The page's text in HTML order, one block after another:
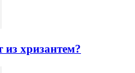
из хризантем?